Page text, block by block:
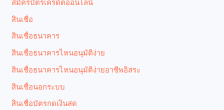
สินเชื่อ
สินเชื่อธนาคาร
สินเชื่อธนาคารไหนอนุมัติง่าย
สินเชื่อธนาคารไหนอนุมัติง่ายอาชีพอิสระ
สินเชื่อนอกระบบ
สินเชื่อบัตรกดเงินสด